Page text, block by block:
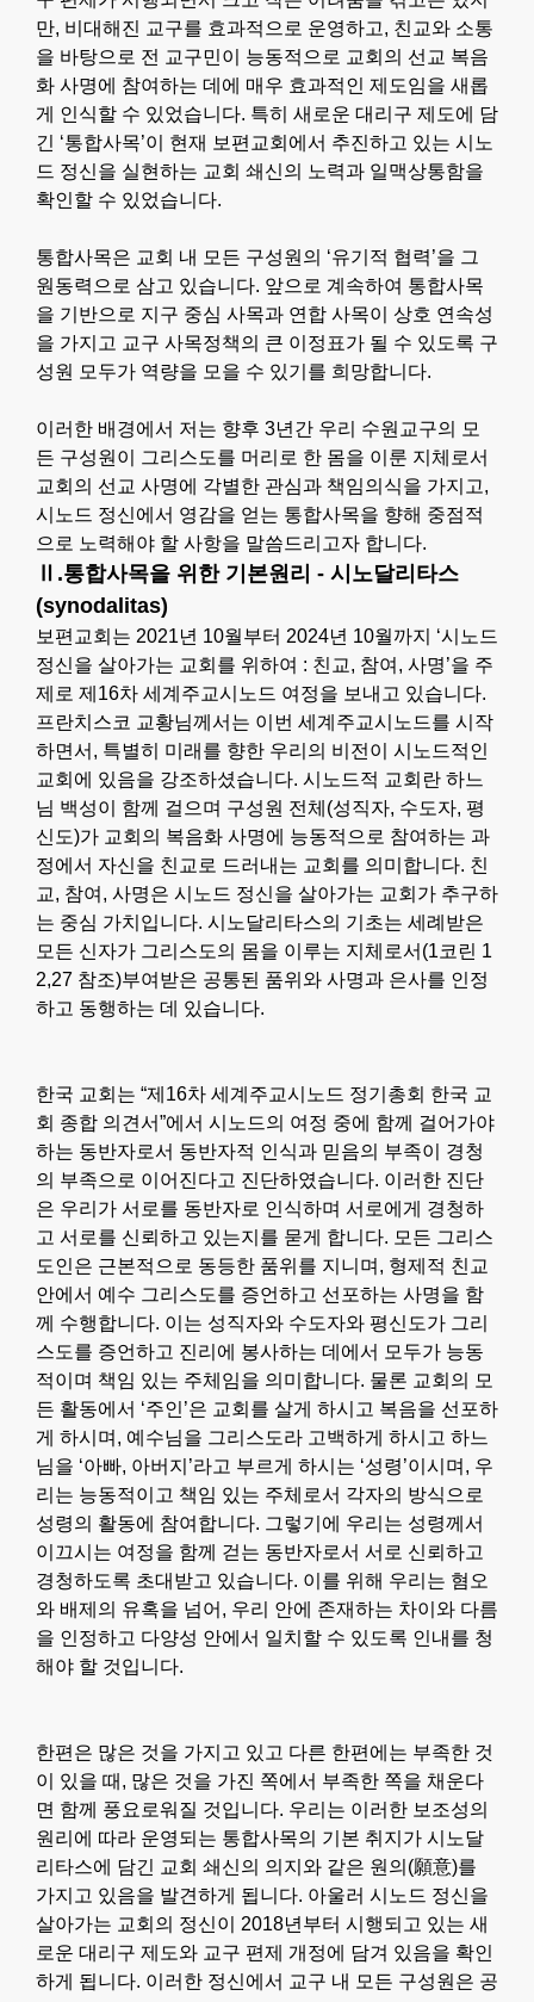
만, 비대해진 교구를 효과적으로 운영하고, 친교와 소통
을 바탕으로 전 교구민이 능동적으로 교회의 선교 복음
화 사명에 참여하는 데에 매우 효과적인 제도임을 새롭
게 인식할 수 있었습니다. 특히 새로운 대리구 제도에 담
긴 ‘통합사목’이 현재 보편교회에서 추진하고 있는 시노
드 정신을 실현하는 교회 쇄신의 노력과 일맥상통함을
확인할 수 있었습니다.
통합사목은 교회 내 모든 구성원의 ‘유기적 협력’을 그
원동력으로 삼고 있습니다. 앞으로 계속하여 통합사목
을 기반으로 지구 중심 사목과 연합 사목이 상호 연속성
을 가지고 교구 사목정책의 큰 이정표가 될 수 있도록 구
성원 모두가 역량을 모을 수 있기를 희망합니다.
이러한 배경에서 저는 향후 3년간 우리 수원교구의 모
든 구성원이 그리스도를 머리로 한 몸을 이룬 지체로서
교회의 선교 사명에 각별한 관심과 책임의식을 가지고,
시노드 정신에서 영감을 얻는 통합사목을 향해 중점적
으로 노력해야 할 사항을 말씀드리고자 합니다.
Ⅱ.통합사목을 위한 기본원리 - 시노달리타스
(synodalitas)
보편교회는 2021년 10월부터 2024년 10월까지 ‘시노드
정신을 살아가는 교회를 위하여 : 친교, 참여, 사명’을 주
제로 제16차 세계주교시노드 여정을 보내고 있습니다.
프란치스코 교황님께서는 이번 세계주교시노드를 시작
하면서, 특별히 미래를 향한 우리의 비전이 시노드적인
교회에 있음을 강조하셨습니다. 시노드적 교회란 하느
님 백성이 함께 걸으며 구성원 전체(성직자, 수도자, 평
신도)가 교회의 복음화 사명에 능동적으로 참여하는 과
정에서 자신을 친교로 드러내는 교회를 의미합니다. 친
교, 참여, 사명은 시노드 정신을 살아가는 교회가 추구하
는 중심 가치입니다. 시노달리타스의 기초는 세례받은
모든 신자가 그리스도의 몸을 이루는 지체로서(1코린 1
2,27 참조)부여받은 공통된 품위와 사명과 은사를 인정
하고 동행하는 데 있습니다.
한국 교회는 “제16차 세계주교시노드 정기총회 한국 교
회 종합 의견서”에서 시노드의 여정 중에 함께 걸어가야
하는 동반자로서 동반자적 인식과 믿음의 부족이 경청
의 부족으로 이어진다고 진단하였습니다. 이러한 진단
은 우리가 서로를 동반자로 인식하며 서로에게 경청하
고 서로를 신뢰하고 있는지를 묻게 합니다. 모든 그리스
도인은 근본적으로 동등한 품위를 지니며, 형제적 친교
안에서 예수 그리스도를 증언하고 선포하는 사명을 함
께 수행합니다. 이는 성직자와 수도자와 평신도가 그리
스도를 증언하고 진리에 봉사하는 데에서 모두가 능동
적이며 책임 있는 주체임을 의미합니다. 물론 교회의 모
든 활동에서 ‘주인’은 교회를 살게 하시고 복음을 선포하
게 하시며, 예수님을 그리스도라 고백하게 하시고 하느
님을 ‘아빠, 아버지’라고 부르게 하시는 ‘성령’이시며, 우
리는 능동적이고 책임 있는 주체로서 각자의 방식으로
성령의 활동에 참여합니다. 그렇기에 우리는 성령께서
이끄시는 여정을 함께 걷는 동반자로서 서로 신뢰하고
경청하도록 초대받고 있습니다. 이를 위해 우리는 혐오
와 배제의 유혹을 넘어, 우리 안에 존재하는 차이와 다름
을 인정하고 다양성 안에서 일치할 수 있도록 인내를 청
해야 할 것입니다.
한편은 많은 것을 가지고 있고 다른 한편에는 부족한 것
이 있을 때, 많은 것을 가진 쪽에서 부족한 쪽을 채운다
면 함께 풍요로워질 것입니다. 우리는 이러한 보조성의
원리에 따라 운영되는 통합사목의 기본 취지가 시노달
리타스에 담긴 교회 쇄신의 의지와 같은 원의(願意)를
가지고 있음을 발견하게 됩니다. 아울러 시노드 정신을
살아가는 교회의 정신이 2018년부터 시행되고 있는 새
로운 대리구 제도와 교구 편제 개정에 담겨 있음을 확인
하게 됩니다. 이러한 정신에서 교구 내 모든 구성원은 공